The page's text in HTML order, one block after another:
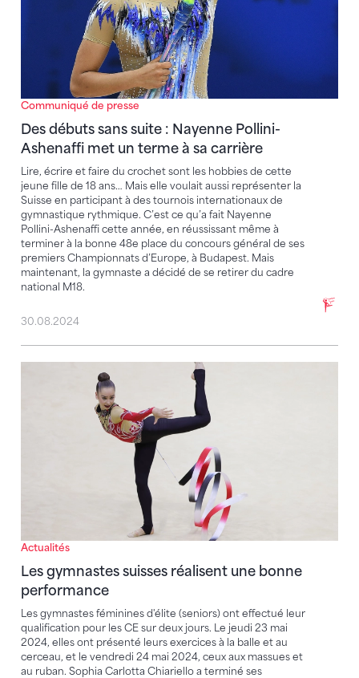
Communiqué de presse
Des débuts sans suite : Nayenne Pollini-
Ashenaffi met un terme à sa carrière
Lire, écrire et faire du crochet sont les hobbies de cette
jeune fille de 18 ans… Mais elle voulait aussi représenter la
Suisse en participant à des tournois internationaux de
gymnastique rythmique. C’est ce qu’a fait Nayenne
Pollini-Ashenaffi cette année, en réussissant même à
terminer à la bonne 48e place du concours général de ses
premiers Championnats d’Europe, à Budapest. Mais
maintenant, la gymnaste a décidé de se retirer du cadre
national M18.
30.08.2024
Actualités
Les gymnastes suisses réalisent une bonne
performance
Les gymnastes féminines d'élite (seniors) ont effectué leur
qualification pour les CE sur deux jours. Le jeudi 23 mai
2024, elles ont présenté leurs exercices à la balle et au
cerceau, et le vendredi 24 mai 2024, ceux aux massues et
au ruban. Sophia Carlotta Chiariello a terminé ses
Les gymnastes suisses réalisent une bonne